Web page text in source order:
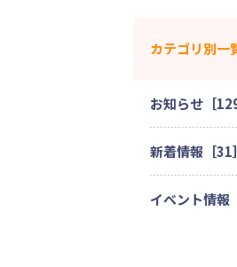
カテゴリ別一
お知らせ［129
新着情報［31］
イベント情報